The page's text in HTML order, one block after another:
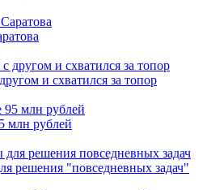
и схватился за топор
млн рублей
решения "повседневных задач"